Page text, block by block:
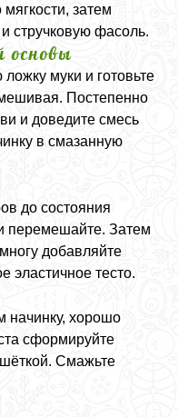
затем
стручковую фасоль.
основы
муки и готовьте
Постепенно
и доведите смесь
в смазанную
до состояния
перемешайте. Затем
добавляйте
эластичное тесто.
начинку, хорошо
сформируйте
Смажьте